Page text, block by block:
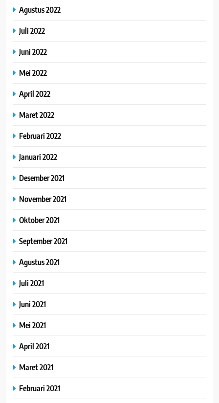
Agustus 2022
Juli 2022
Juni 2022
Mei 2022
April 2022
Maret 2022
Februari 2022
Januari 2022
Desember 2021
November 2021
Oktober 2021
September 2021
Agustus 2021
Juli 2021
Juni 2021
Mei 2021
April 2021
Maret 2021
Februari 2021